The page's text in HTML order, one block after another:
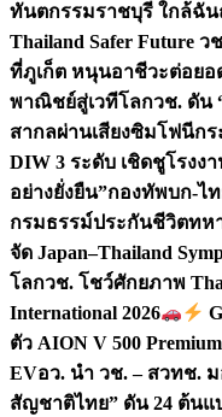
ทันตกรรมราชบุรี ใกล้ฉัน
Thailand Safer Future
ที่ภูเก็ต หนุนอาชีวะต่อยอ
พาณิชย์สู่เวทีโลกวช. ดัน
สากลผ่านเสียงซิมโฟนีกร
DIW 3 ระดับ เชิดชูโรง
อย่างยั่งยืน”กองทัพบก-ไ
กรมธรรม์ประกันชีวิตทห
จัด Japan–Thailand
โลกวช. โชว์ศักยภาพ
International 2026
ตัว AION V 500
EVอว. นำ วช. – สวทช.
สัญชาติไทย” ดัน 24 ต้นแ